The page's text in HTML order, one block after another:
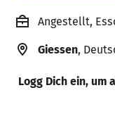
Angestellt,
Giessen,
Logg Dich ein, um